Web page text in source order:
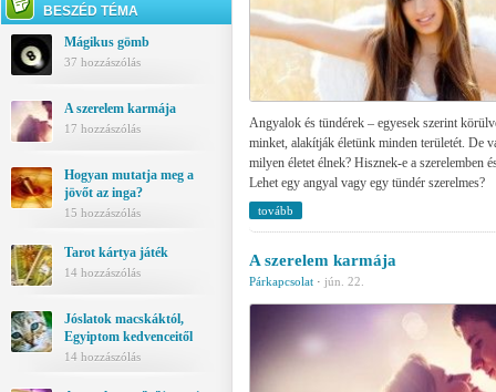
BESZÉD TÉMA
Mágikus gömb
37 hozzászólás
A szerelem karmája
17 hozzászólás
Hogyan mutatja meg a
jövőt az inga?
15 hozzászólás
Tarot kártya játék
14 hozzászólás
Jóslatok macskáktól,
Egyiptom kedvenceitől
14 hozzászólás
Angyalok és tündérek – egyesek szerint
minket, alakítják életünk minden területét. De
milyen életet élnek? Hisznek-e a szerelemben
Lehet egy angyal vagy egy tündér szerelmes?
tovább
A szerelem karmája
Párkapcsolat · jún. 22.